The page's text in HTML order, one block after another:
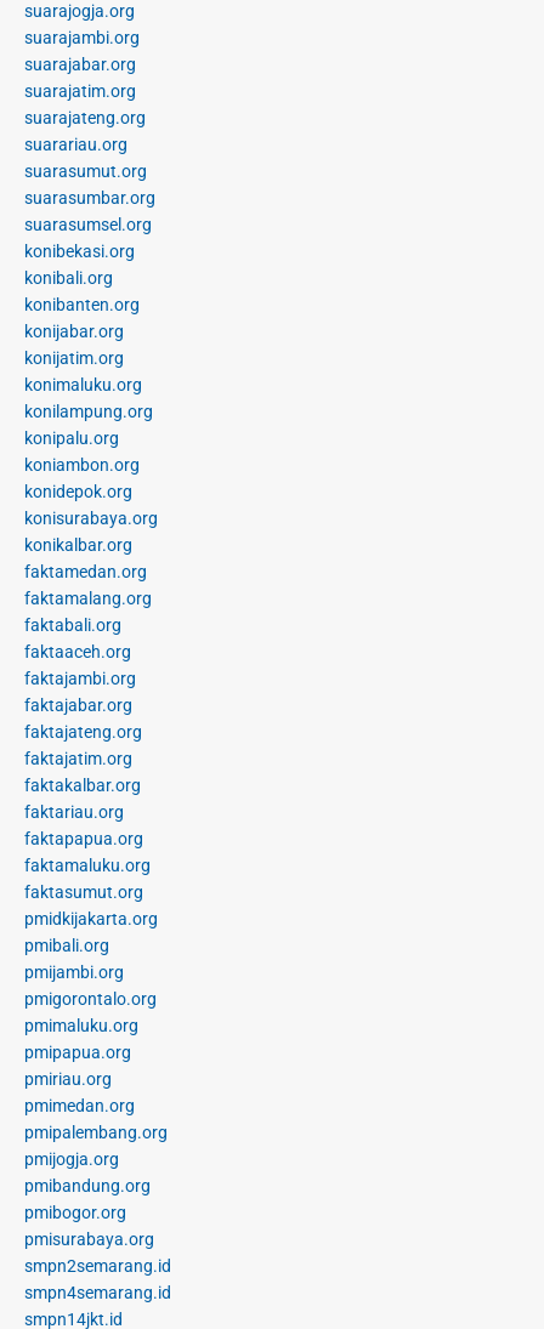
suarajogja.org
suarajambi.org
suarajabar.org
suarajatim.org
suarajateng.org
suarariau.org
suarasumut.org
suarasumbar.org
suarasumsel.org
konibekasi.org
konibali.org
konibanten.org
konijabar.org
konijatim.org
konimaluku.org
konilampung.org
konipalu.org
koniambon.org
konidepok.org
konisurabaya.org
konikalbar.org
faktamedan.org
faktamalang.org
faktabali.org
faktaaceh.org
faktajambi.org
faktajabar.org
faktajateng.org
faktajatim.org
faktakalbar.org
faktariau.org
faktapapua.org
faktamaluku.org
faktasumut.org
pmidkijakarta.org
pmibali.org
pmijambi.org
pmigorontalo.org
pmimaluku.org
pmipapua.org
pmiriau.org
pmimedan.org
pmipalembang.org
pmijogja.org
pmibandung.org
pmibogor.org
pmisurabaya.org
smpn2semarang.id
smpn4semarang.id
smpn14jkt.id